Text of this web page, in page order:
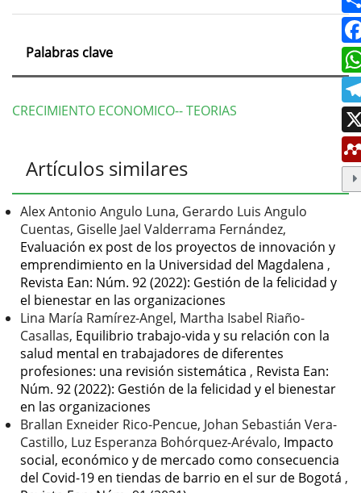
Palabras clave
CRECIMIENTO ECONOMICO-- TEORIAS
Detalles
del
artículo
Artículos similares
Alex Antonio Angulo Luna, Gerardo Luis Angulo
Cuentas, Giselle Jael Valderrama Fernández,
Evaluación ex post de los proyectos de innovación y
emprendimiento en la Universidad del Magdalena ,
Revista Ean: Núm. 92 (2022): Gestión de la felicidad y
el bienestar en las organizaciones
Lina María Ramírez-Angel, Martha Isabel Riaño-
Casallas, Equilibrio trabajo-vida y su relación con la
salud mental en trabajadores de diferentes
profesiones: una revisión sistemática , Revista Ean:
Núm. 92 (2022): Gestión de la felicidad y el bienestar
en las organizaciones
Brallan Exneider Rico-Pencue, Johan Sebastián Vera-
Castillo, Luz Esperanza Bohórquez-Arévalo, Impacto
social, económico y de mercado como consecuencia
del Covid-19 en tiendas de barrio en el sur de Bogotá ,